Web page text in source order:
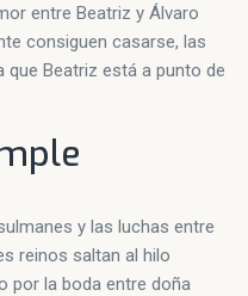
entre Beatriz y Álvaro
consiguen casarse, las
Beatriz está a punto de
y las luchas entre
reinos saltan al hilo
por la boda entre doña